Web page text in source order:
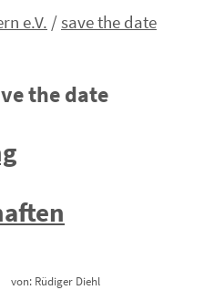
e.V. /save the date
the date
von: Rüdiger Diehl